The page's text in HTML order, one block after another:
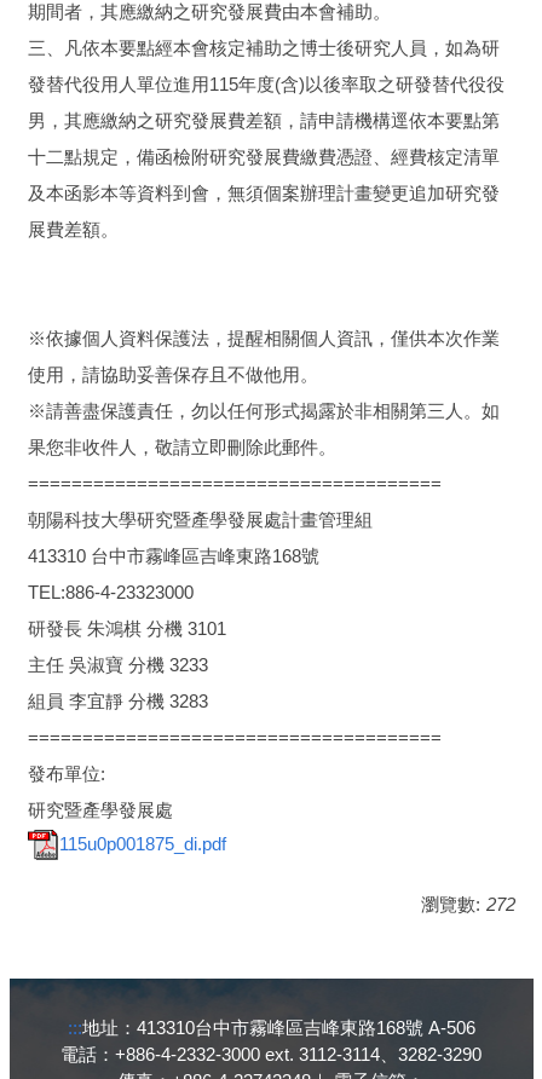
期間者，其應繳納之研究發展費由本會補助。
三、凡依本要點經本會核定補助之博士後研究人員，如為研
發替代役用人單位進用115年度(含)以後率取之研發替代役役
男，其應繳納之研究發展費差額，請申請機構逕依本要點第
十二點規定，備函檢附研究發展費繳費憑證、經費核定清單
及本函影本等資料到會，無須個案辦理計畫變更追加研究發
展費差額。
※依據個人資料保護法，提醒相關個人資訊，僅供本次作業
使用，請協助妥善保存且不做他用。
※請善盡保護責任，勿以任何形式揭露於非相關第三人。如
果您非收件人，敬請立即刪除此郵件。
======================================
朝陽科技大學研究暨產學發展處計畫管理組
413310 台中市霧峰區吉峰東路168號
TEL:886-4-23323000
研發長 朱鴻棋 分機 3101
主任 吳淑寶 分機 3233
組員 李宜靜 分機 3283
======================================
發布單位:
研究暨產學發展處
115u0p001875_di.pdf
瀏覽數: 272
:::地址：413310台中市霧峰區吉峰東路168號 A-506
電話：+886-4-2332-3000 ext. 3112-3114、3282-3290